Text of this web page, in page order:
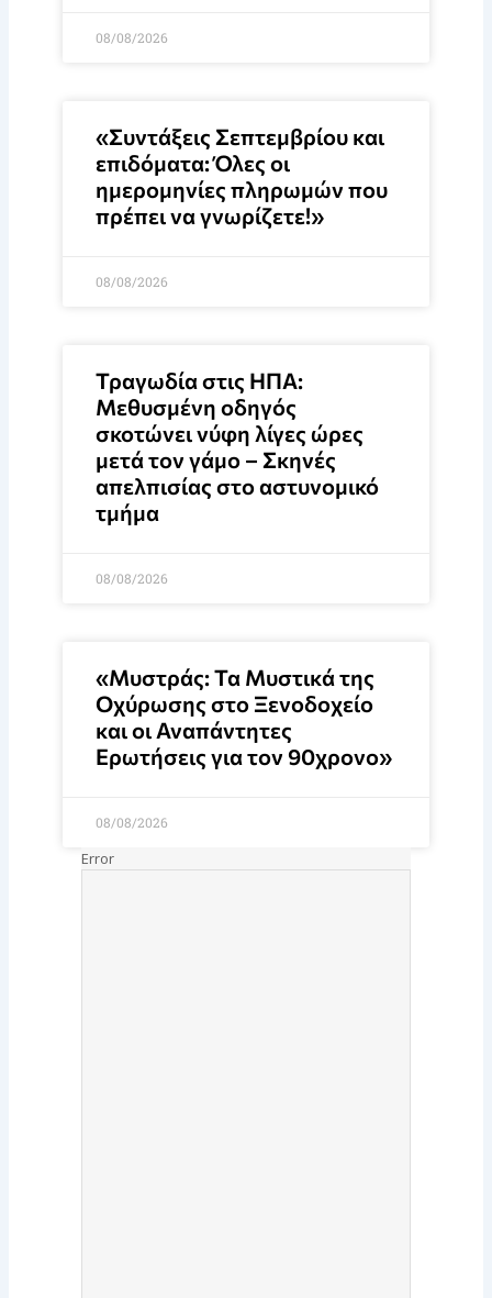
08/08/2026
«Συντάξεις Σεπτεμβρίου και
επιδόματα: Όλες οι
ημερομηνίες πληρωμών που
πρέπει να γνωρίζετε!»
08/08/2026
Τραγωδία στις ΗΠΑ:
Μεθυσμένη οδηγός
σκοτώνει νύφη λίγες ώρες
μετά τον γάμο – Σκηνές
απελπισίας στο αστυνομικό
τμήμα
08/08/2026
«Μυστράς: Τα Μυστικά της
Οχύρωσης στο Ξενοδοχείο
και οι Αναπάντητες
Ερωτήσεις για τον 90χρονο»
08/08/2026